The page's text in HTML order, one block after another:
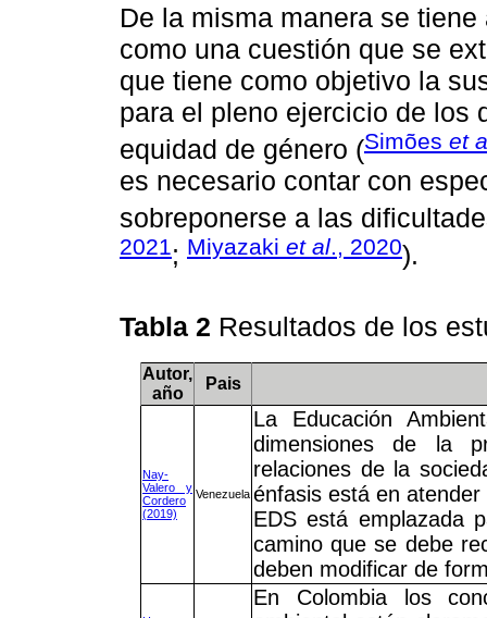
De la misma manera se
como una cuestión que se
que tiene como objetivo la
para el pleno ejercicio de los
equidad de género (Simões et
es necesario contar con
sobreponerse a las
2021; Miyazaki et al., 2020).
Tabla 2 Resultados de los
Autor,
año
Pais
Nay-
Valero y
Cordero
(2019)
Venezuela
La Educación
dimensiones de la
relaciones de la
énfasis está en
EDS está emplazada
camino que se debe
deben modificar de
En Colombia los